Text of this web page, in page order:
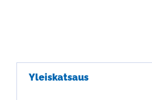
Yleiskatsaus